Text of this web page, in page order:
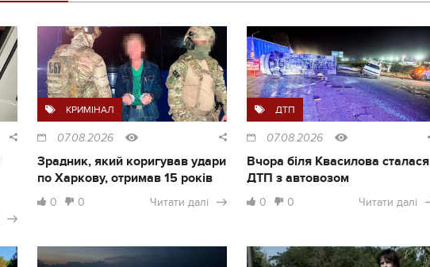
КРИМІНАЛ
07.08.2026
Зрадник, який коригував удари
по Харкову, отримав 15 років
0 0 Читати далі
ДТП
07.08.2026
Вчора біля Квасилова сталася
ДТП з автовозом
0 0 Читати далі